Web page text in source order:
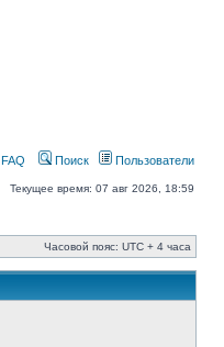
FAQ Поиск Пользователи
Текущее время: 07 авг 2026, 18:59
Часовой пояс: UTC + 4 часа